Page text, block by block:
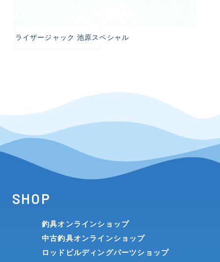
ライザージャック 池原スペシャル
SHOP
釣具オンラインショップ
中古釣具オンラインショップ
ロッドビルディングパーツショップ